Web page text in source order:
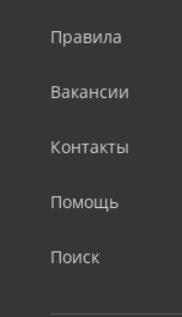
Правила
Вакансии
Контакты
Помощь
Поиск